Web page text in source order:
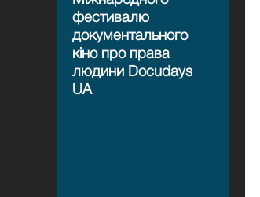
фестивалю
документального
кіно про права
людини Docudays
UA